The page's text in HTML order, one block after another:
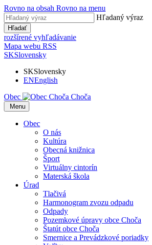
Rovno na obsah Rovno na menu
Hľadaný výraz
Hľadať
rozšírené vyhľadávanie
Mapa webu RSS
SKSlovensky
SKSlovensky
ENEnglish
Obec
Choča
Menu
Obec
O nás
Kultúra
Obecná knižnica
Šport
Virtuálny cintorín
Materská škola
Úrad
Tlačivá
Harmonogram zvozu odpadu
Odpady
Pozemkové úpravy obce Choča
Štatút obce Choča
Smernice a Prevádzkové poriadky